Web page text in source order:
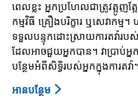
Transitions)
៖
ជា
វិធី
សម្រាប់
ជួយ
អ្នក
ពេលខ្លះ អ្នកប្រហែលជាត្រូវត្អូញត្
កម្មវិធី គ្រឿងបរិក្ខារ ឬសេវាកម្ម។
ទទួលបន្ទុកដោះស្រាយការតវ៉ារប
ដែលអាចជួយអ្នកបាន។ វាប្រាប់អ្
បន្ថែមអំពីសិទ្ធិរបស់អ្នកក្នុងការតវ៉ា
អាន​បន្ថែម About